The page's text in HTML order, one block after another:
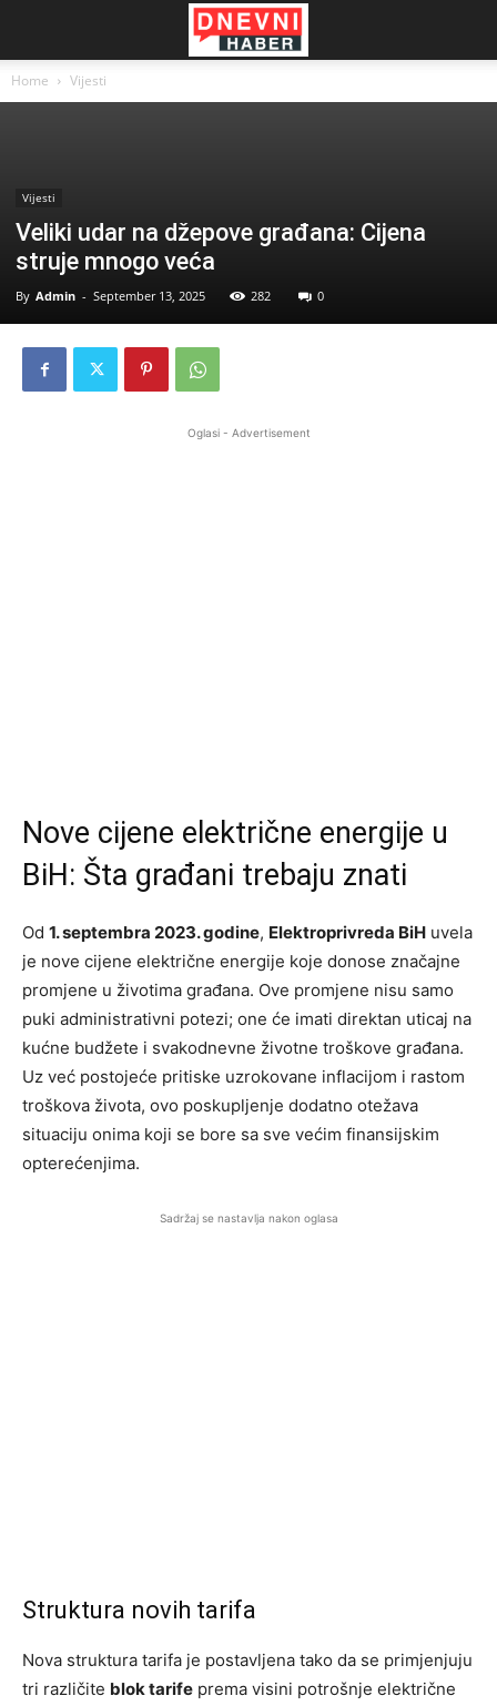
Home Vijesti
Vijesti
Veliki udar na džepove građana: Cijena
struje mnogo veća
By Admin - September 13, 2025 282 0
Oglasi - Advertisement
Nove cijene električne energije u
BiH: Šta građani trebaju znati
Od 1. septembra 2023. godine, Elektroprivreda BiH uvela
je nove cijene električne energije koje donose značajne
promjene u životima građana. Ove promjene nisu samo
puki administrativni potezi; one će imati direktan uticaj na
kućne budžete i svakodnevne životne troškove građana.
Uz već postojeće pritiske uzrokovane inflacijom i rastom
troškova života, ovo poskupljenje dodatno otežava
situaciju onima koji se bore sa sve većim finansijskim
opterećenjima.
Sadržaj se nastavlja nakon oglasa
Struktura novih tarifa
Nova struktura tarifa je postavljena tako da se primjenjuju
tri različite blok tarife prema visini potrošnje električne